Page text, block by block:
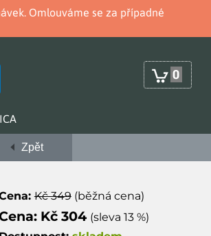
Omlouváme se za případné
0
Zpět
Kč 349(běžná cena)
Kč 304 (sleva 13 %)